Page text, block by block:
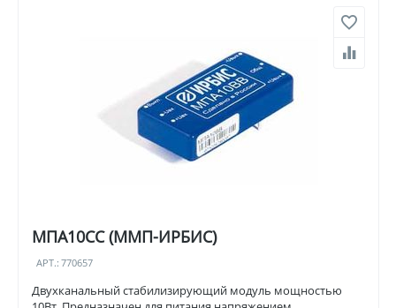
МПА10СС (ММП-ИРБИС)
АРТ.: 770657
Двухканальный стабилизирующий модуль мощностью